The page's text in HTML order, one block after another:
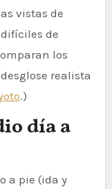
vistas de
de
los
realista
.)
día a
a pie (ida y